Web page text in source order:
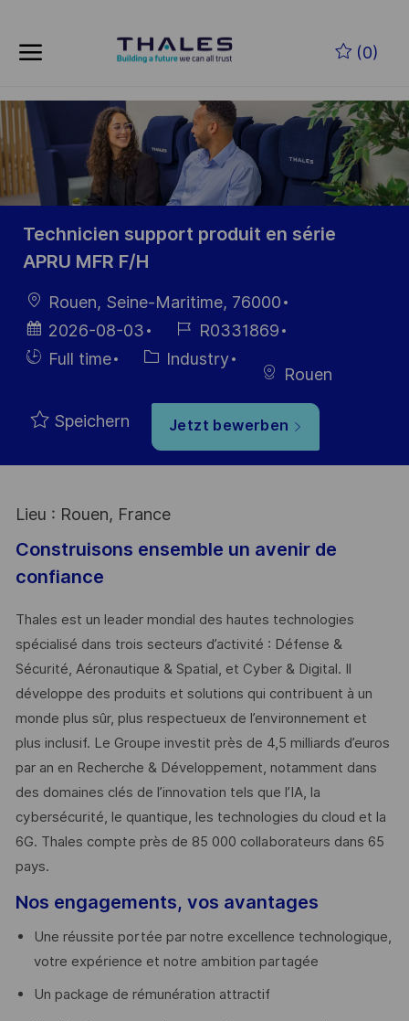
(0)
-
Technicien support produit en série
APRU MFR F/H
Ort
Rouen, Seine-Maritime, 76000
Datum der
Veröffentlichung
2026-08-03
Job-
ID
R0331869
Einstellunngstyp
Full time Kategorie
Industry
Rouen
Speichern Jetzt bewerben
Lieu : Rouen, France
Construisons ensemble un avenir de
confiance
Thales est un leader mondial des hautes technologies
spécialisé dans trois secteurs d’activité : Défense &
Sécurité, Aéronautique & Spatial, et Cyber & Digital. Il
développe des produits et solutions qui contribuent à un
monde plus sûr, plus respectueux de l’environnement et
plus inclusif. Le Groupe investit près de 4,5 milliards d’euros
par an en Recherche & Développement, notamment dans
des domaines clés de l’innovation tels que l’IA, la
cybersécurité, le quantique, les technologies du cloud et la
6G. Thales compte près de 85 000 collaborateurs dans 65
pays. ​
Nos engagements, vos avantages
Une réussite portée par notre excellence technologique,
votre expérience et notre ambition partagée
Un package de rémunération attractif